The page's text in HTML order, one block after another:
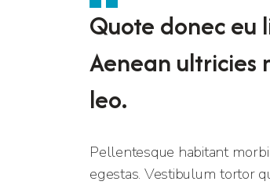
Quote donec eu
Aenean ultricies
leo.
Pellentesque habitant
egestas. Vestibulum tortor